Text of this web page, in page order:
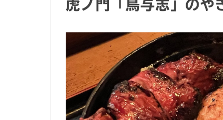
虎ノ門「鳥与志」のや